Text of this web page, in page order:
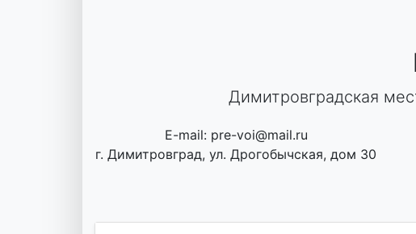
Димитровградская
E-mail: pre-voi@mail.ru
г. Димитровград, ул. Дрогобычская, дом 30